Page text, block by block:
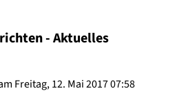
- Aktuelles
Freitag, 12. Mai 2017 07:58